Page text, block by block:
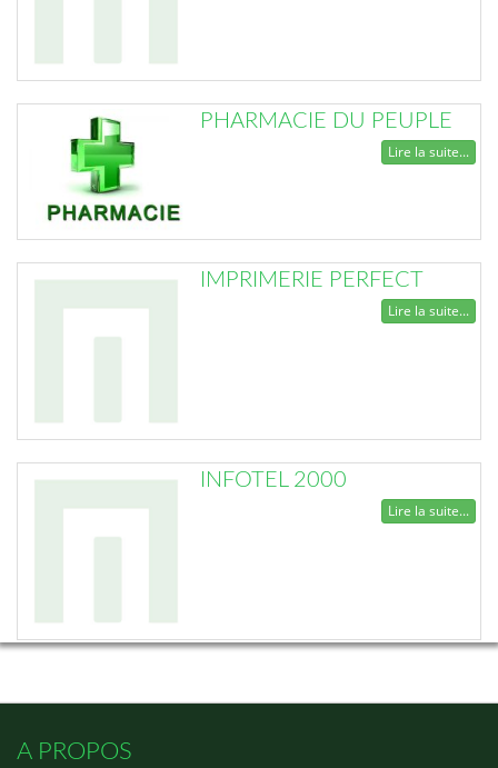
PHARMACIE DU PEUPLE
Lire la suite...
IMPRIMERIE PERFECT
Lire la suite...
INFOTEL 2000
Lire la suite...
A PROPOS